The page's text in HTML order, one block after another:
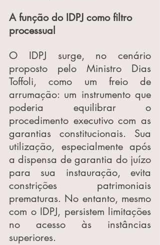
A função do IDPJ como filtro
processual
O IDPJ surge, no cenário
proposto pelo Ministro Dias
Toffoli, como um freio de
arrumação: um instrumento que
poderia equilibrar o
procedimento executivo com as
garantias constitucionais. Sua
utilização, especialmente após
a dispensa de garantia do juízo
para sua instauração, evita
constrições patrimoniais
prematuras. No entanto, mesmo
com o IDPJ, persistem limitações
no acesso às instâncias
superiores.